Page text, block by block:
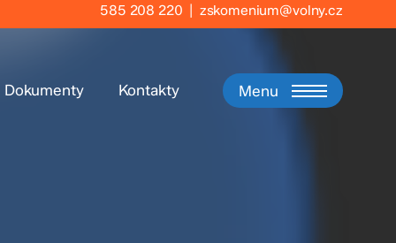
585 208 220 | zskomenium@volny.cz
Dokumenty Kontakty Menu